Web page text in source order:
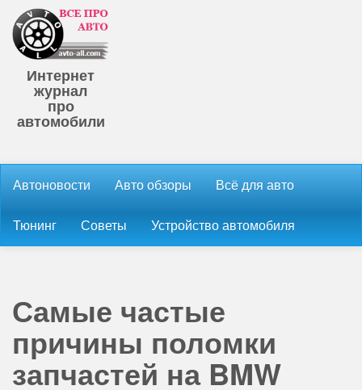
Интернет
журнал
про
автомобили
Автоновости Авто обзоры Всё для авто
Тюнинг Советы Устройство автомобиля
Самые частые
причины поломки
запчастей на BMW